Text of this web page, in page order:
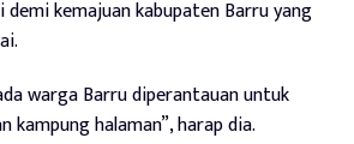
kemajuan kabupaten Barru yang
warga Barru diperantauan untuk
halaman”, harap dia.